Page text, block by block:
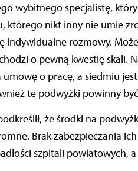
wybitnego specjalistę,
którego nikt inny nie umie
indywidualne rozmowy.
o pewną kwestię skali.
o pracę, a siedmiu
te podwyżki powinny
że środki na
Brak zabezpieczania
szpitali powiatowych,